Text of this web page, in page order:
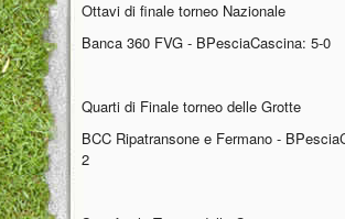
Ottavi di finale torneo Nazionale
Banca 360 FVG - BPesciaCascina: 5-0
Quarti di Finale torneo delle Grotte
BCC Ripatransone e Fermano -
2